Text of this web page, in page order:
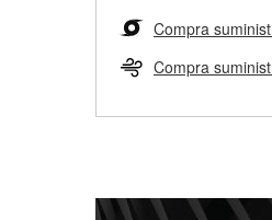
Compra
Compra